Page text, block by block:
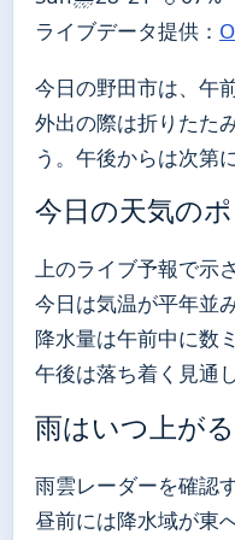
ライブデータ提供：
今日の野田市は、午
外出の際は折りたた
う。午後からは次第
今日の天気の
上のライブ予報で示
今日は気温が平年並
降水量は午前中に数
午後は落ち着く見通
雨はいつ上がる
雨雲レーダーを確認す
昼前には降水域が東へ